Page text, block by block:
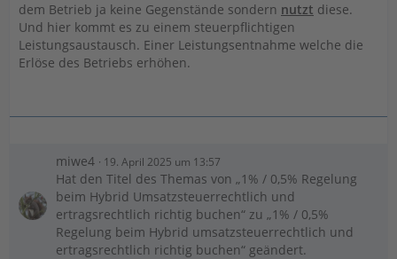
dem Betrieb ja keine Gegenstände sondern nutzt diese.
Und hier kommt es zu einem steuerpflichtigen
Leistungsaustausch. Einer Leistungsentnahme welche die
Erlöse des Betriebs erhöhen.
miwe4 19. April 2025 um 13:57
Hat den Titel des Themas von „1% / 0,5% Regelung
beim Hybrid Umsatzsteuerrechtlich und
ertragsrechtlich richtig buchen“ zu „1% / 0,5%
Regelung beim Hybrid umsatzsteuerrechtlich und
ertragsrechtlich richtig buchen“ geändert.